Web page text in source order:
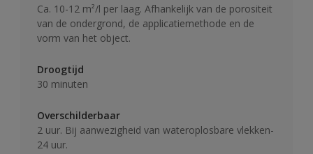
Ca. 10-12 m²/l per laag. Afhankelijk van de porositeit
van de ondergrond, de applicatiemethode en de
vorm van het object.
Droogtijd
30 minuten
Overschilderbaar
2 uur. Bij aanwezigheid van wateroplosbare vlekken-
24 uur.